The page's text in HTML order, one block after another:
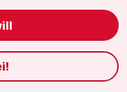
mit raren,
gelungenen
Mainstream-Phase
der R.E.M.-
to) Rockville" oder